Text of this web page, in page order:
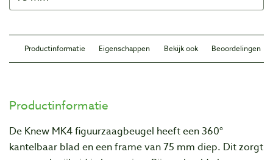
Productinformatie Eigenschappen Bekijk ook Beoordelingen
Productinformatie
De Knew MK4 figuurzaagbeugel heeft een 360°
kantelbaar blad en een frame van 75 mm diep. Dit zorgt